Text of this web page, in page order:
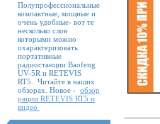
Полупрофессиональные
компактные, мощные и
очень удобные- вот те
несколько слов
которыми можно
охарактеризовать
портативные
радиостанции Baofeng
UV-5R и RETEVIS
RT5. Читайте в наших
обзорах. Новое - обзор
рации RETEVIS RT5 и
видео